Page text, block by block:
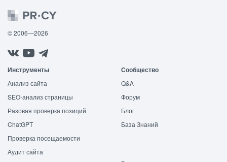
© 2006—2026
Инструменты
Анализ сайта
SEO-анализ страницы
Разовая проверка позиций
ChatGPT
Проверка посещаемости
Аудит сайта
Сообщество
Q&A
Форум
Блог
База Знаний